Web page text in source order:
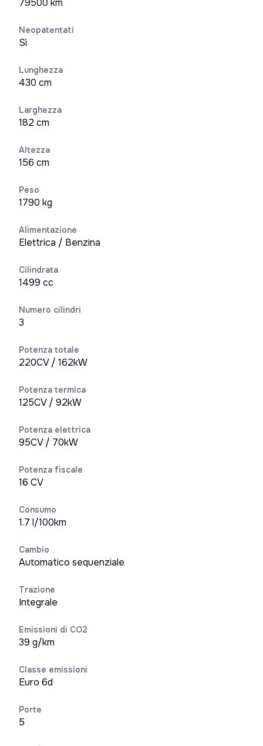
79500 km
Neopatentati
Sì
Lunghezza
430 cm
Larghezza
182 cm
Altezza
156 cm
Peso
1790 kg
Alimentazione
Elettrica / Benzina
Cilindrata
1499 cc
Numero cilindri
3
Potenza totale
220CV / 162kW
Potenza termica
125CV / 92kW
Potenza elettrica
95CV / 70kW
Potenza fiscale
16 CV
Consumo
1.7 l/100km
Cambio
Automatico sequenziale
Trazione
Integrale
Emissioni di CO2
39 g/km
Classe emissioni
Euro 6d
Porte
5